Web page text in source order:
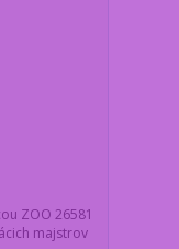
ZOO 26581
majstrov